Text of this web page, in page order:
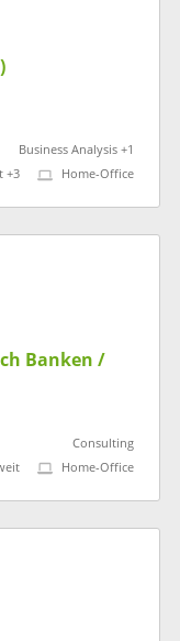
Business Analysis +1
+3
Home-Office
Banken /
Consulting
Home-Office